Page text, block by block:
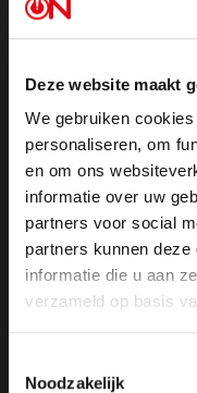
Deze website maakt
We gebruiken
personaliseren, om
en om ons
informatie over uw
partners voor social
partners kunnen
informatie die u aan
verzameld op basis
Noodzakelijk
ON!-
kort geding